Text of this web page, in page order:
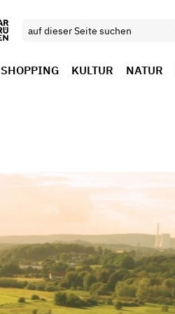
SHOPPING KULTUR NATUR